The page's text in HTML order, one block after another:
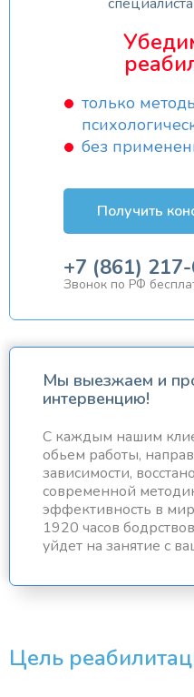
только
без
Получить
+7 (861)
Звонок по РФ
Мы выезжаем и
интервенцию!
С каждым нашим
обьем работы,
зависимости,
современной
эффективность в
1920 часов
уйдет на занятие с
Цель